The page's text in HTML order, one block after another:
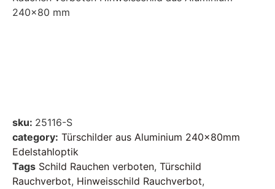
240×80 mm
sku: 25116-S
category: Türschilder aus Aluminium 240x80mm
Edelstahloptik
Tags Schild Rauchen verboten, Türschild
Rauchverbot, Hinweisschild Rauchverbot,